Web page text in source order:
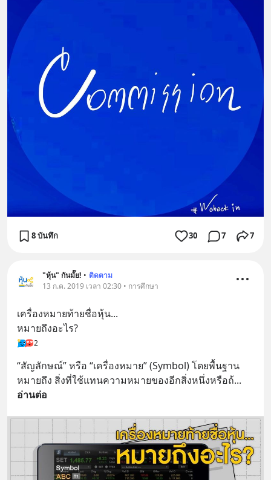
8 บันทึก 30 7 7
"หุ้น" กันมั๊ย! • ติดตาม
13 ก.ค. 2019 เวลา 02:30 • การศึกษา
เครื่องหมายท้ายชื่อหุ้น...
หมายถึงอะไร?
2
“สัญลักษณ์” หรือ “เครื่องหมาย” (Symbol) โดยพื้นฐาน
หมายถึง สิ่งที่ใช้แทนความหมายของอีกสิ่งหนึ่งหรือถ้
อ่านต่อ